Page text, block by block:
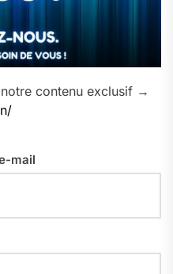
contenu exclusif →
mail